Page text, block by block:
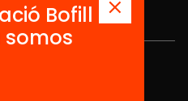
y proyectos para
Bofill